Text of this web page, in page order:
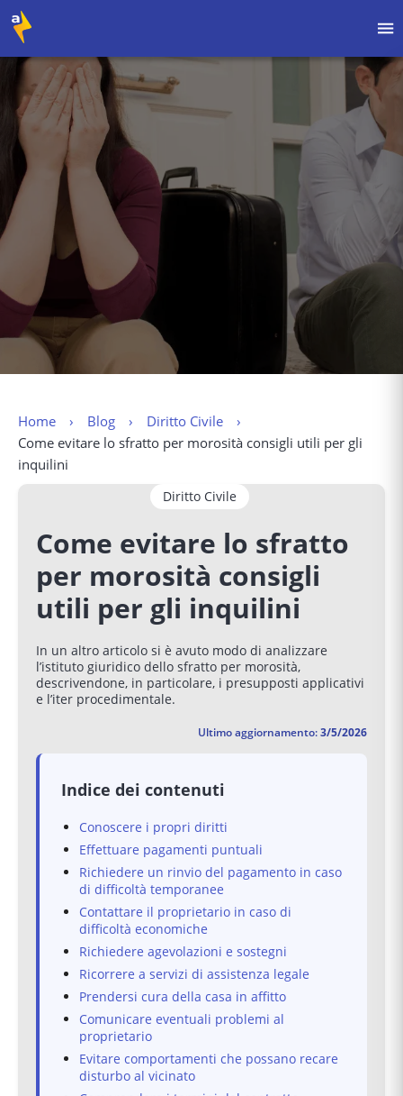
Home Blog
Diritto Civile
Come evitare lo sfratto per morosità consigli utili per gli
inquilini
Diritto Civile
Come evitare lo sfratto
per morosità consigli
utili per gli inquilini
In un altro articolo si è avuto modo di analizzare
l’istituto giuridico dello sfratto per morosità,
descrivendone, in particolare, i presupposti applicativi
e l’iter procedimentale.
Ultimo aggiornamento:3/5/2026
Indice dei contenuti
Conoscere i propri diritti
Effettuare pagamenti puntuali
Richiedere un rinvio del pagamento in caso
di difficoltà temporanee
Contattare il proprietario in caso di
difficoltà economiche
Richiedere agevolazioni e sostegni
Ricorrere a servizi di assistenza legale
Prendersi cura della casa in affitto
Comunicare eventuali problemi al
proprietario
Evitare comportamenti che possano recare
disturbo al vicinato